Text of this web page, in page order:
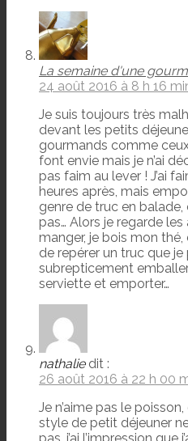
La semaine d'une
24 août 2016 à 8 h 16
Je suis toujours très
devant les petits
gourmands comme
font envie mais je n’ai
pas faim au lever ! J’ai
heures après, mais
genre de truc en balade,
pas… Alors je regarde les
manger, je bois mon thé,
de repérer un truc que je
subrepticement
serviette et emporter…
nathalie dit :
26 août 2016 à 22 h 00
Je n’aime pas le
style de petit déjeuner